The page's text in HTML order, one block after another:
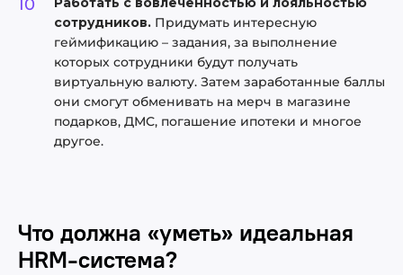
сотрудников. Придумать интересную
геймификацию – задания, за выполнение
которых сотрудники будут получать
виртуальную валюту. Затем заработанные баллы
они смогут обменивать на мерч в магазине
подарков, ДМС, погашение ипотеки и многое
другое.
Что должна «уметь» идеальная
HRM-система?